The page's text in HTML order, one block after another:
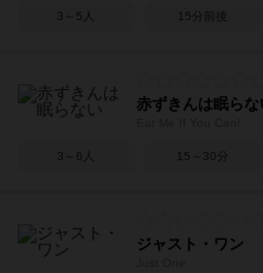
3～5人 15分前後
赤ずきんは眠らな
3～6人 15～30分
ジャスト・ワン